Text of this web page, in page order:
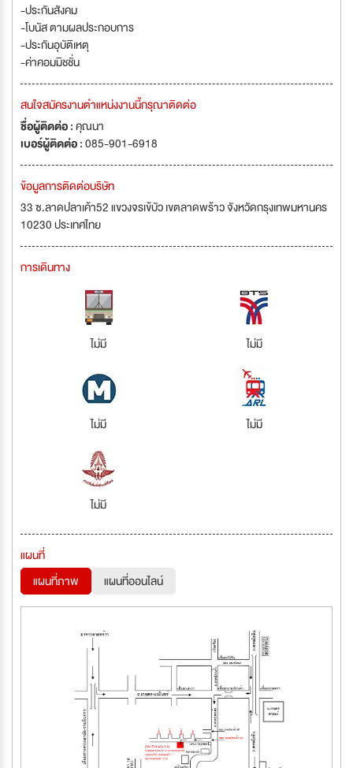
-ประกันสังคม
-โบนัส ตามผลประกอบการ
-ประกันอุบัติเหตุ
-ค่าคอมมิชชั่น
สนใจสมัครงานตำแหน่งงานนี้กรุณาติดต่อ
ชื่อผู้ติดต่อ :คุณนา
เบอร์ผู้ติดต่อ :085-901-6918
ข้อมูลการติดต่อบริษัท
33 ซ.ลาดปลาเค้า52 แขวงจรเข้บัว เขตลาดพร้าว จังหวัดกรุงเทพมหานคร
10230 ประเทศไทย
การเดินทาง
ไม่มี ไม่มี
ไม่มี ไม่มี
ไม่มี
แผนที่
แผนที่ภาพ
แผนที่ออนไลน์